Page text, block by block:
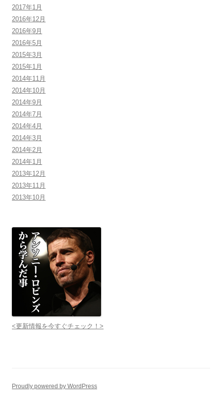
2017年1月
2016年12月
2016年9月
2016年5月
2015年3月
2015年1月
2014年11月
2014年10月
2014年9月
2014年7月
2014年4月
2014年3月
2014年2月
2014年1月
2013年12月
2013年11月
2013年10月
<更新情報を今すぐチェック！>
Proudly powered by WordPress